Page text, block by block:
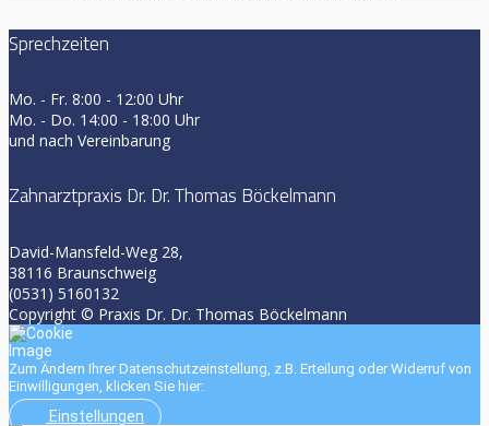
Sprechzeiten
Mo. - Fr. 8:00 - 12:00 Uhr
Mo. - Do. 14:00 - 18:00 Uhr
und nach Vereinbarung
Zahnarztpraxis Dr. Dr. Thomas Böckelmann
David-Mansfeld-Weg 28,
38116 Braunschweig
(0531) 5160132
Copyright © Praxis Dr. Dr. Thomas Böckelmann
Zum Ändern Ihrer Datenschutzeinstellung, z.B. Erteilung oder Widerruf von
Einwilligungen, klicken Sie hier:
Einstellungen